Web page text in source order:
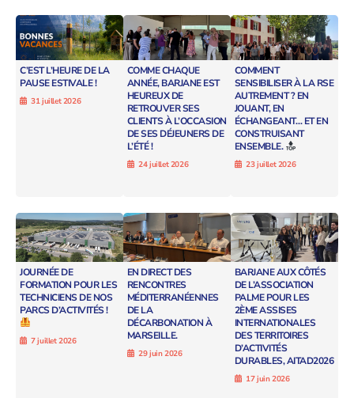
C’EST L’HEURE DE LA
PAUSE ESTIVALE !
31 juillet 2026
COMME CHAQUE
ANNÉE, BARJANE EST
HEUREUX DE
RETROUVER SES
CLIENTS À L’OCCASION
DE SES DÉJEUNERS DE
L’ÉTÉ !
24 juillet 2026
COMMENT
SENSIBILISER À LA RSE
AUTREMENT ? EN
JOUANT, EN
ÉCHANGEANT… ET EN
CONSTRUISANT
ENSEMBLE.
23 juillet 2026
JOURNÉE DE
FORMATION POUR LES
TECHNICIENS DE NOS
PARCS D’ACTIVITÉS !
7 juillet 2026
EN DIRECT DES
RENCONTRES
MÉDITERRANÉENNES
DE LA
DÉCARBONATION À
MARSEILLE.
29 juin 2026
BARJANE AUX CÔTÉS
DE L’ASSOCIATION
PALME POUR LES
2ÈME ASSISES
INTERNATIONALES
DES TERRITOIRES
D’ACTIVITÉS
DURABLES, AITAD2026
17 juin 2026